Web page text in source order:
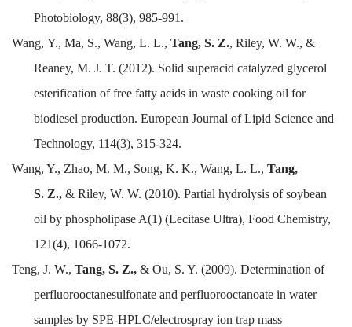
Photobiology, 88(3), 985-991.
Wang, Y., Ma, S., Wang, L. L., Tang, S. Z., Riley, W. W., &
Reaney, M. J. T. (2012). Solid superacid catalyzed glycerol
esterification of free fatty acids in waste cooking oil for
biodiesel production. European Journal of Lipid Science and
Technology, 114(3), 315-324.
Wang, Y., Zhao, M. M., Song, K. K., Wang, L. L., Tang,
S. Z., & Riley, W. W. (2010). Partial hydrolysis of soybean
oil by phospholipase A(1) (Lecitase Ultra), Food Chemistry,
121(4), 1066-1072.
Teng, J. W., Tang, S. Z., & Ou, S. Y. (2009). Determination of
perfluorooctanesulfonate and perfluorooctanoate in water
samples by SPE-HPLC/electrospray ion trap mass